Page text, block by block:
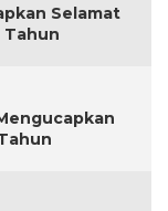
Selamat
Tahun